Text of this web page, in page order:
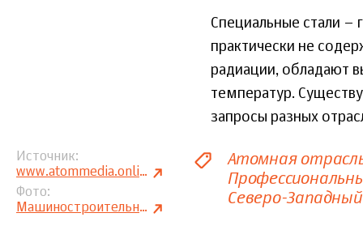
Специальные стали –
практически не
радиации, обладают
температур.
запросы разных
Источник
www.atommedia.online
Фото
Машиностроительный дивизион «Росатома»
Атомная
Северо-